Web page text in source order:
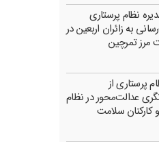
نظام پرستاری
به زائران اربعین در
تمرچین
پرستاری از
عدالت‌محور در نظام
کارکنان سلامت